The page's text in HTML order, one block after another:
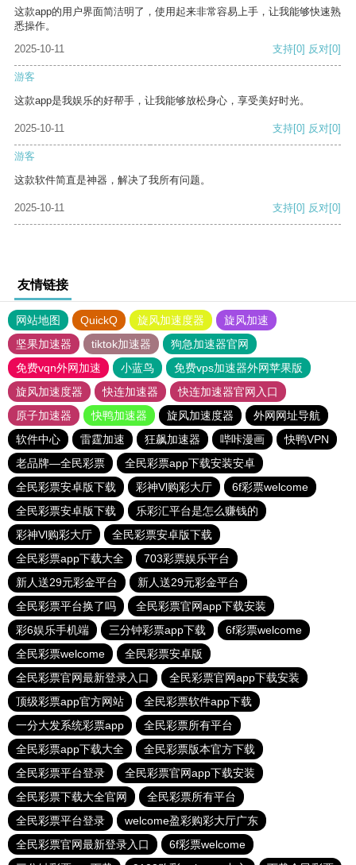
这款app的用户界面简洁明了，使用起来非常容易上手，让我能够快速熟
悉操作。
2025-10-11
支持[0] 反对[0]
游客
这款app是我娱乐的好帮手，让我能够放松身心，享受美好时光。
2025-10-11 支持[0] 反对[0]
游客
这款软件简直是神器，解决了我所有问题。
2025-10-11 支持[0] 反对[0]
友情链接
网站地图 QuickQ 旋风加速度器
旋风加速
坚果加速器
tiktok加速器
狗急加速器官网
免费vqn外网加速
小蓝鸟
免费vps加速器外网苹果版
旋风加速度器
快连加速器
快连加速器官网入口
原子加速器
快鸭加速器 旋风加速度器
外网网址导航
软件中心
雷霆加速 狂飙加速器 哔咔漫画
快鸭VPN
老品牌—全民彩票
全民彩票app下载安装安卓
全民彩票安卓版下载
彩神Vl购彩大厅
6f彩票welcome
全民彩票安卓版下载
乐彩汇平台是怎么赚钱的
彩神Vl购彩大厅
全民彩票安卓版下载
全民彩票app下载大全
703彩票娱乐平台
新人送29元彩金平台
新人送29元彩金平台
全民彩票平台换了吗
全民彩票官网app下载安装
彩6娱乐手机端
三分钟彩票app下载
6f彩票welcome
全民彩票welcome
全民彩票安卓版
全民彩票官网最新登录入口
全民彩票官网app下载安装
顶级彩票app官方网站
全民彩票软件app下载
一分大发系统彩票app
全民彩票所有平台
全民彩票app下载大全
全民彩票版本官方下载
全民彩票平台登录
全民彩票官网app下载安装
全民彩票下载大全官网
全民彩票所有平台
全民彩票平台登录
welcome盈彩购彩大厅广东
全民彩票官网最新登录入口
6f彩票welcome